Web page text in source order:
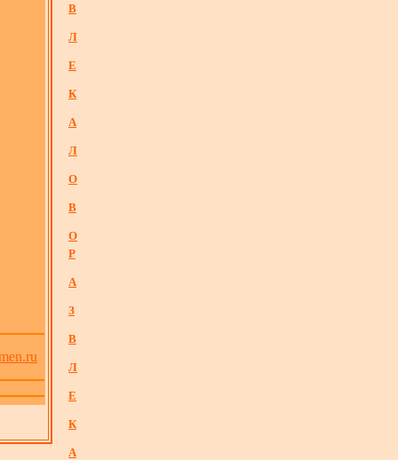
В
Л
Е
К
А
Л
О
В
О
Р
А
З
В
Л
Е
К
А